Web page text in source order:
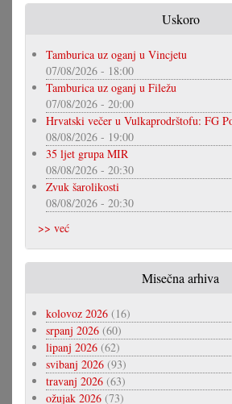
Uskoro
Tamburica uz oganj u Vincjetu
07/08/2026 - 18:00
Tamburica uz oganj u Filežu
07/08/2026 - 20:00
Hrvatski večer u Vulkaprodrštofu: FG
08/08/2026 - 19:00
35 ljet grupa MIR
08/08/2026 - 20:30
Zvuk šarolikosti
08/08/2026 - 20:30
>> već
Misečna arhiva
kolovoz 2026 (16)
srpanj 2026 (60)
lipanj 2026 (62)
svibanj 2026 (93)
travanj 2026 (63)
ožujak 2026 (73)